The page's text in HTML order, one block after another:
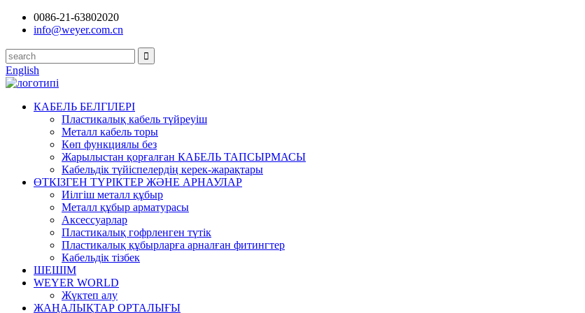
0086-21-63802020
info@weyer.com.cn
English
КАБЕЛЬ БЕЛГІЛЕРІ
Пластикалық кабель түйреуіш
Металл кабель торы
Көп функциялы без
Жарылыстан қорғалған КАБЕЛЬ ТАПСЫРМАСЫ
Кабельдік түйіспелердің керек-жарақтары
ӨТКІЗГЕН ТҮРІКТЕР ЖӘНЕ АРНАУЛАР
Иілгіш металл құбыр
Металл құбыр арматурасы
Аксессуарлар
Пластикалық гофрленген түтік
Пластикалық құбырларға арналған фитингтер
Кабельдік тізбек
ШЕШІМ
WEYER WORLD
Жүктеп алу
ЖАҢАЛЫҚТАР ОРТАЛЫҒЫ